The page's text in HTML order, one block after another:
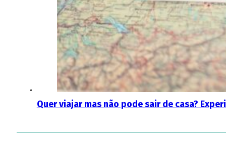
Quer viajar mas não pode sair de casa?